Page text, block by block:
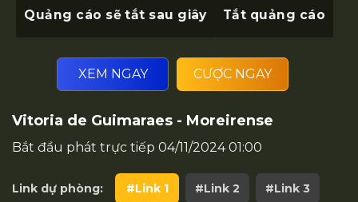
Quảng cáo sẽ tắt sau giây Tắt quảng cáo
XEM NGAY CƯỢC NGAY
Vitoria de Guimaraes - Moreirense
Bắt đầu phát trực tiếp 04/11/2024 01:00
Link dự phòng: #Link 1 #Link 2 #Link 3